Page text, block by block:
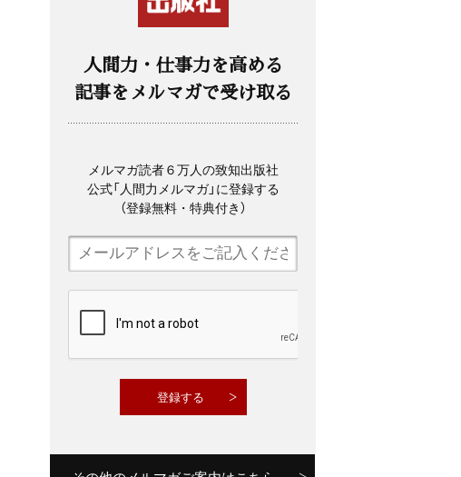
人間力・仕事力を高める
記事をメルマガで受け取る
メルマガ読者６万人の致知出版社
公式「人間力メルマガ」に登録する
（登録無料・特典付き）